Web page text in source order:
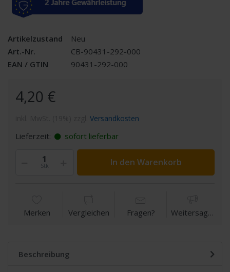
Artikelzustand
Neu
Art.-Nr.
CB-90431-292-000
EAN / GTIN
90431-292-000
4,20 €
Versandkosten
Lieferzeit: sofort lieferbar
Stk In den Warenkorb
Merken Vergleichen Fragen? Weitersagen
Beschreibung